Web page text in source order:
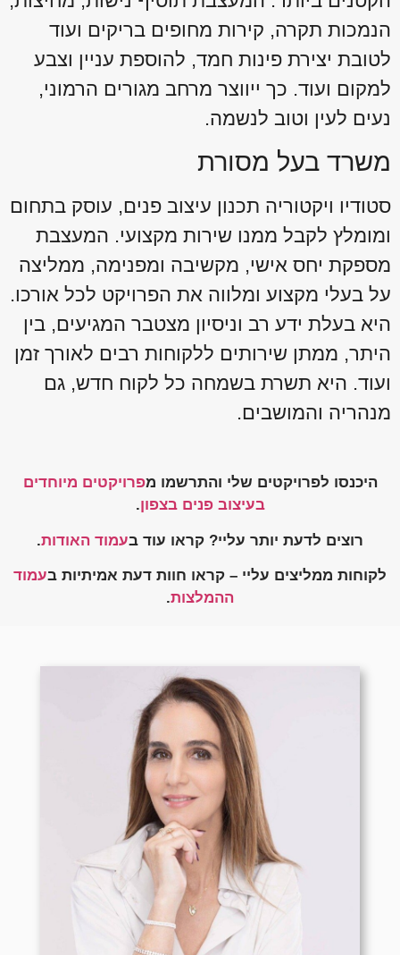
הנמכות תקרה, קירות מחופים בריקים ועוד
לטובת יצירת פינות חמד, להוספת עניין וצבע
למקום ועוד. כך ייווצר מרחב מגורים הרמוני,
נעים לעין וטוב לנשמה.
משרד בעל מסורת
סטודיו ויקטוריה תכנון עיצוב פנים, עוסק בתחום
ומומלץ לקבל ממנו שירות מקצועי. המעצבת
מספקת יחס אישי, מקשיבה ומפנימה, ממליצה
על בעלי מקצוע ומלווה את הפרויקט לכל אורכו.
היא בעלת ידע רב וניסיון מצטבר המגיעים, בין
היתר, ממתן שירותים ללקוחות רבים לאורך זמן
ועוד. היא תשרת בשמחה כל לקוח חדש, גם
מנהריה והמושבים.
היכנסו לפרויקטים שלי והתרשמו מפרויקטים מיוחדים
בעיצוב פנים בצפון.
רוצים לדעת יותר עליי? קראו עוד בעמוד האודות.
לקוחות ממליצים עליי – קראו חוות דעת אמיתיות בעמוד
ההמלצות.